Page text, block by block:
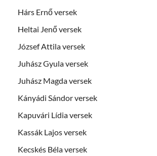
Hárs Ernő versek
Heltai Jenő versek
József Attila versek
Juhász Gyula versek
Juhász Magda versek
Kányádi Sándor versek
Kapuvári Lídia versek
Kassák Lajos versek
Kecskés Béla versek